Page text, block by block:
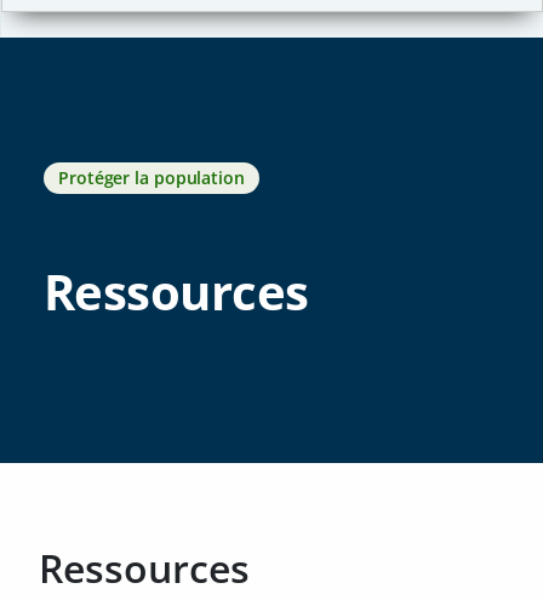
Protéger la population
Ressources
Ressources